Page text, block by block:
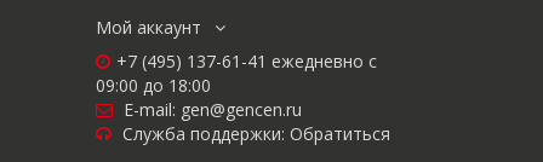
Мой аккаунт
+7 (495) 137-61-41 ежедневно с
09:00 до 18:00
E-mail: gen@gencen.ru
Служба поддержки: Обратиться